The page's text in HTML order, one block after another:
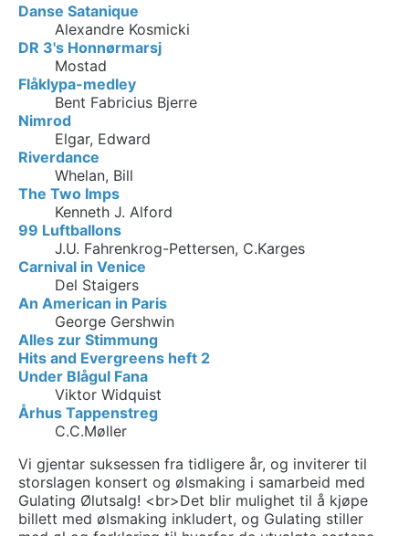
Danse Satanique
Alexandre Kosmicki
DR 3's Honnørmarsj
Mostad
Flåklypa-medley
Bent Fabricius Bjerre
Nimrod
Elgar, Edward
Riverdance
Whelan, Bill
The Two Imps
Kenneth J. Alford
99 Luftballons
J.U. Fahrenkrog-Pettersen, C.Karges
Carnival in Venice
Del Staigers
An American in Paris
George Gershwin
Alles zur Stimmung
Hits and Evergreens heft 2
Under Blågul Fana
Viktor Widquist
Århus Tappenstreg
C.C.Møller
Vi gjentar suksessen fra tidligere år, og inviterer til
storslagen konsert og ølsmaking i samarbeid med
Gulating Ølutsalg! <br>Det blir mulighet til å kjøpe
billett med ølsmaking inkludert, og Gulating stiller